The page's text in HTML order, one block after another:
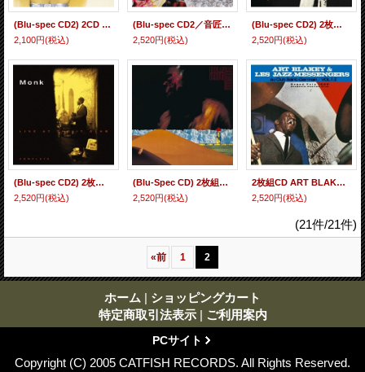
(Blu-spec CD2) 2CD MILES DAVIS マイルス・デイビス / SOMEDAY MY PRINCE WILL COME + 2 サムデイ・マイ・プリンス・ウィル・カム +2(ステレオ&モノラルW収録)
2,100円(税込)
(Blu-spec CD2／音匠レーベル仕様) 2枚組CD MILES DAVIS マイルス・デイビス / BITCHES BREW +1 ビッチェズ・ブリュー +1
2,520円(税込)
(Blu-spec CD2) 2枚組CD MILES DAVIS マイルス・デイビス / MILES DVIS IN PERSON BLACKHAWK （VOL.１&２） ブラックホークのマイルス・デイビス (Vol.1&2)
2,520円(税込)
(Blu-spec CD2) 2枚組CD THELONIOUS MONK セロニアス・モンク / LIVE AT THE IT CLUB ライヴ・アット・ジ・イット・クラブ
2,520円(税込)
(Blu-Spec CD) 2枚組CD MILES DAVIS マイルス・デイビス / PANGAEA パンゲア
2,520円(税込)
2枚組CD ART BLAKEY JAZZ MESSENGERS アート・ブレイキー＆ザ・ジャズ・メッセンジャーズ / サンジェルマンのジャズ・メッセンジャーズ Vol.1-3
2,520円(税込)
(21件/21件)
«前 1 2
ホーム | ショッピングカート
特定商取引法表示 | ご利用案内
PCサイト
Copyright (C) 2005 CATFISH RECORDS. All Rights Reserved.